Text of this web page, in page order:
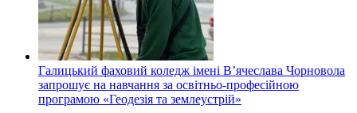
Галицький фаховий коледж імені В’ячеслава Чорновола
запрошує на навчання за освітньо-професійною
програмою «Геодезія та землеустрій»